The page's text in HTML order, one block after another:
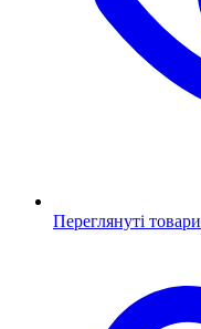
Переглянуті товари